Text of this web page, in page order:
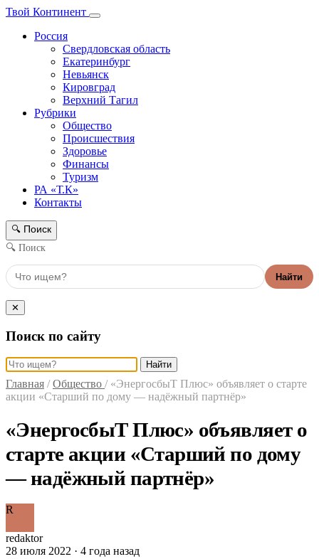
Твой Континент
Россия
Свердловская область
Екатеринбург
Невьянск
Кировград
Верхний Тагил
Рубрики
Общество
Происшествия
Здоровье
Финансы
Туризм
РА «Т.К»
Контакты
🔍 Поиск
🔍 Поиск
Найти
✕
Поиск по сайту
Найти
Главная / Общество / «ЭнергосбыТ Плюс» объявляет о старте
акции «Старший по дому — надёжный партнёр»
«ЭнергосбыТ Плюс» объявляет о
старте акции «Старший по дому
— надёжный партнёр»
R
redaktor
28 июля 2022 · 4 года назад